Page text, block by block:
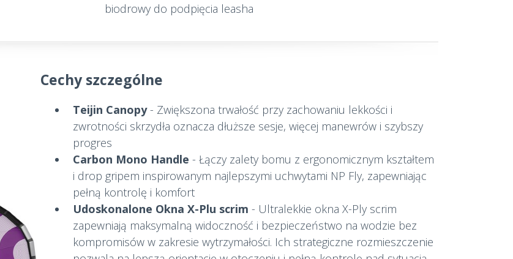
biodrowy do podpięcia leasha
Cechy szczególne
Teijin Canopy- Zwiększona trwałość przy zachowaniu lekkości i
zwrotności skrzydła oznacza dłuższe sesje, więcej manewrów i szybszy
progres
Carbon Mono Handle - Łączy zalety bomu z ergonomicznym kształtem
i drop gripem inspirowanym najlepszymi uchwytami NP Fly, zapewniając
pełną kontrolę i komfort
Udoskonalone Okna X-Plu scrim - Ultralekkie okna X-Ply scrim
zapewniają maksymalną widoczność i bezpieczeństwo na wodzie bez
kompromisów w zakresie wytrzymałości. Ich strategiczne rozmieszczenie